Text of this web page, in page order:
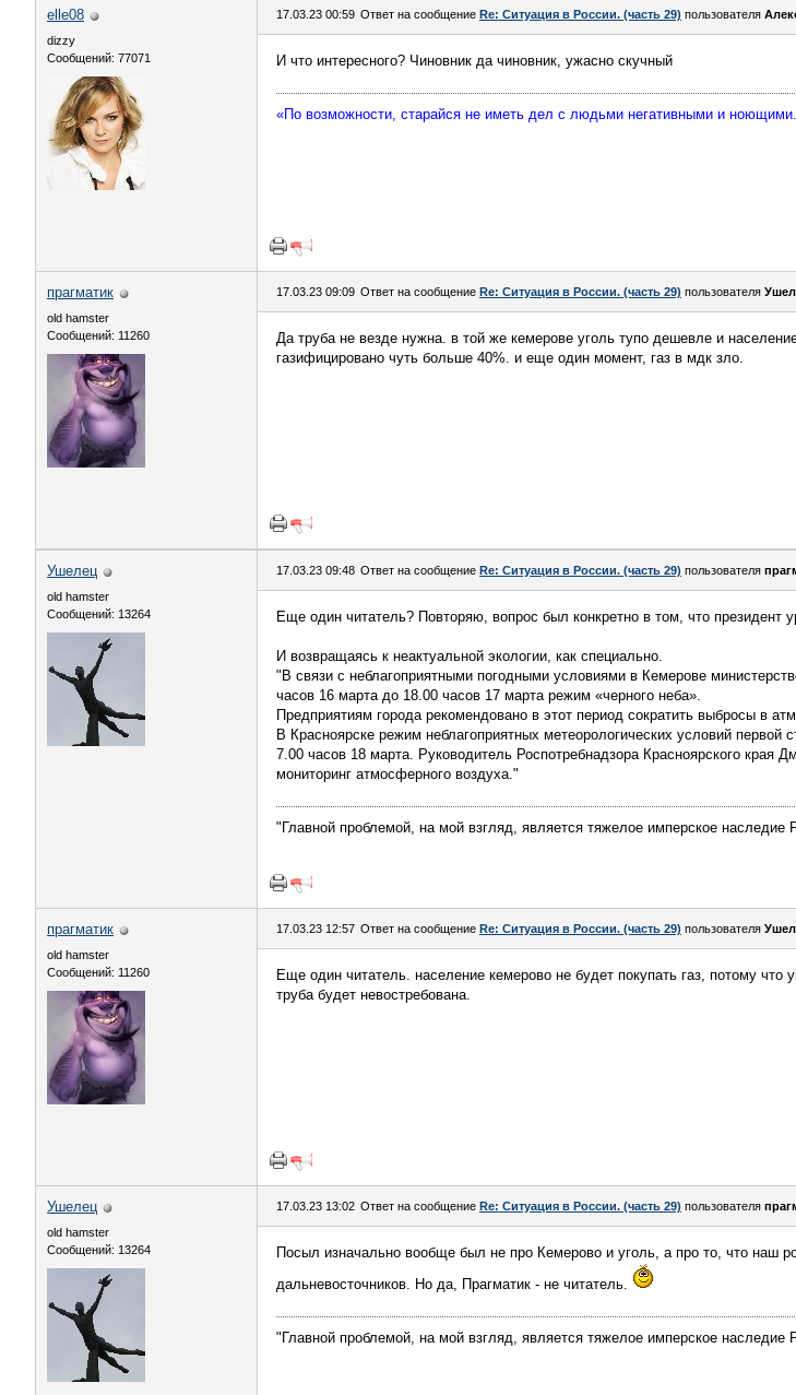
elle08
dizzy
Сообщений: 77071
17.03.23 00:59 Ответ на сообщение Re: Ситуация в России. (часть 29) пользователя
И что интересного? Чиновник да чиновник, ужасно скучный
«По возможности, старайся не иметь дел с людьми негативными и
прагматик
old hamster
Сообщений: 11260
17.03.23 09:09 Ответ на сообщение Re: Ситуация в России. (часть 29) пользователя
Да труба не везде нужна. в той же кемерове уголь тупо дешевле и
газифицировано чуть больше 40%. и еще один момент, газ в мдк зло.
Ушелец
old hamster
Сообщений: 13264
17.03.23 09:48 Ответ на сообщение Re: Ситуация в России. (часть 29) пользователя
Еще один читатель? Повторяю, вопрос был конкретно в том, что президент
И возвращаясь к неактуальной экологии, как специально.
"В связи с неблагоприятными погодными условиями в Кемерове
часов 16 марта до 18.00 часов 17 марта режим «черного неба».
Предприятиям города рекомендовано в этот период сократить выбросы в
В Красноярске режим неблагоприятных метеорологических условий первой
7.00 часов 18 марта. Руководитель Роспотребнадзора Красноярского края
мониторинг атмосферного воздуха."
"Главной проблемой, на мой взгляд, является тяжелое имперское наследие
прагматик
old hamster
Сообщений: 11260
17.03.23 12:57 Ответ на сообщение Re: Ситуация в России. (часть 29) пользователя
Еще один читатель. население кемерово не будет покупать газ, потому
труба будет невостребована.
Ушелец
old hamster
Сообщений: 13264
17.03.23 13:02 Ответ на сообщение Re: Ситуация в России. (часть 29) пользователя
Посыл изначально вообще был не про Кемерово и уголь, а про то, что наш
дальневосточников. Но да, Прагматик - не читатель.
"Главной проблемой, на мой взгляд, является тяжелое имперское наследие